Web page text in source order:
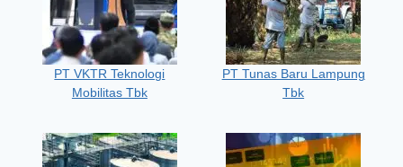
PT VKTR Teknologi
Mobilitas Tbk
PT Tunas Baru Lampung
Tbk